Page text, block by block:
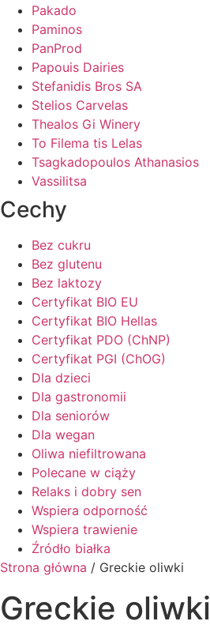
Pakado
Paminos
PanProd
Papouis Dairies
Stefanidis Bros SA
Stelios Carvelas
Thealos Gi Winery
To Filema tis Lelas
Tsagkadopoulos Athanasios
Vassilitsa
Cechy
Bez cukru
Bez glutenu
Bez laktozy
Certyfikat BIO EU
Certyfikat BIO Hellas
Certyfikat PDO (ChNP)
Certyfikat PGI (ChOG)
Dla dzieci
Dla gastronomii
Dla seniorów
Dla wegan
Oliwa niefiltrowana
Polecane w ciąży
Relaks i dobry sen
Wspiera odporność
Wspiera trawienie
Źródło białka
Strona główna / Greckie oliwki
Greckie oliwki